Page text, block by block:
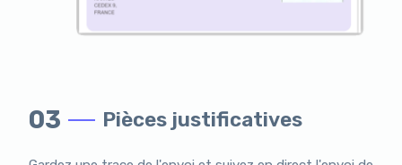
03 Pièces justificatives